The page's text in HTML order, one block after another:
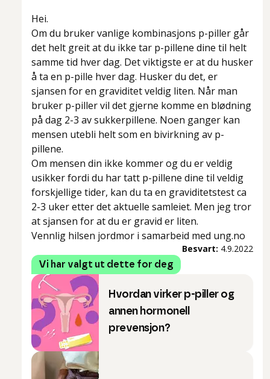
Hei.
Om du bruker vanlige kombinasjons p-piller går
det helt greit at du ikke tar p-pillene dine til helt
samme tid hver dag. Det viktigste er at du husker
å ta en p-pille hver dag. Husker du det, er
sjansen for en graviditet veldig liten. Når man
bruker p-piller vil det gjerne komme en blødning
på dag 2-3 av sukkerpillene. Noen ganger kan
mensen utebli helt som en bivirkning av p-
pillene.
Om mensen din ikke kommer og du er veldig
usikker fordi du har tatt p-pillene dine til veldig
forskjellige tider, kan du ta en graviditetstest ca
2-3 uker etter det aktuelle samleiet. Men jeg tror
at sjansen for at du er gravid er liten.
Vennlig hilsen jordmor i samarbeid med ung.no
Besvart: 4.9.2022
Vi har valgt ut dette for deg
Hvordan virker p-piller og
annen hormonell
prevensjon?